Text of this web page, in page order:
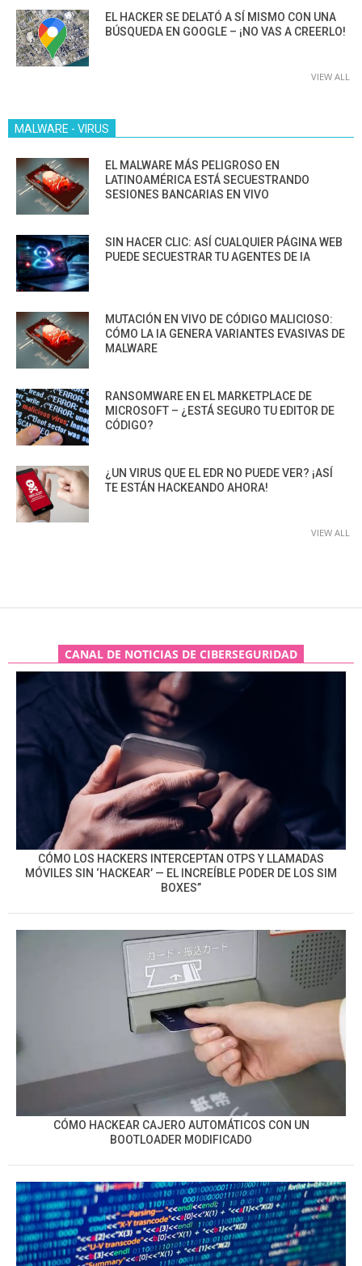
EL HACKER SE DELATÓ A SÍ MISMO CON UNA
BÚSQUEDA EN GOOGLE – ¡NO VAS A CREERLO!
VIEW ALL
MALWARE - VIRUS
EL MALWARE MÁS PELIGROSO EN
LATINOAMÉRICA ESTÁ SECUESTRANDO
SESIONES BANCARIAS EN VIVO
SIN HACER CLIC: ASÍ CUALQUIER PÁGINA WEB
PUEDE SECUESTRAR TU AGENTES DE IA
MUTACIÓN EN VIVO DE CÓDIGO MALICIOSO:
CÓMO LA IA GENERA VARIANTES EVASIVAS DE
MALWARE
RANSOMWARE EN EL MARKETPLACE DE
MICROSOFT – ¿ESTÁ SEGURO TU EDITOR DE
CÓDIGO?
¿UN VIRUS QUE EL EDR NO PUEDE VER? ¡ASÍ
TE ESTÁN HACKEANDO AHORA!
VIEW ALL
CANAL DE NOTICIAS DE CIBERSEGURIDAD
CÓMO LOS HACKERS INTERCEPTAN OTPS Y LLAMADAS
MÓVILES SIN ‘HACKEAR’ — EL INCREÍBLE PODER DE LOS SIM
BOXES”
CÓMO HACKEAR CAJERO AUTOMÁTICOS CON UN
BOOTLOADER MODIFICADO